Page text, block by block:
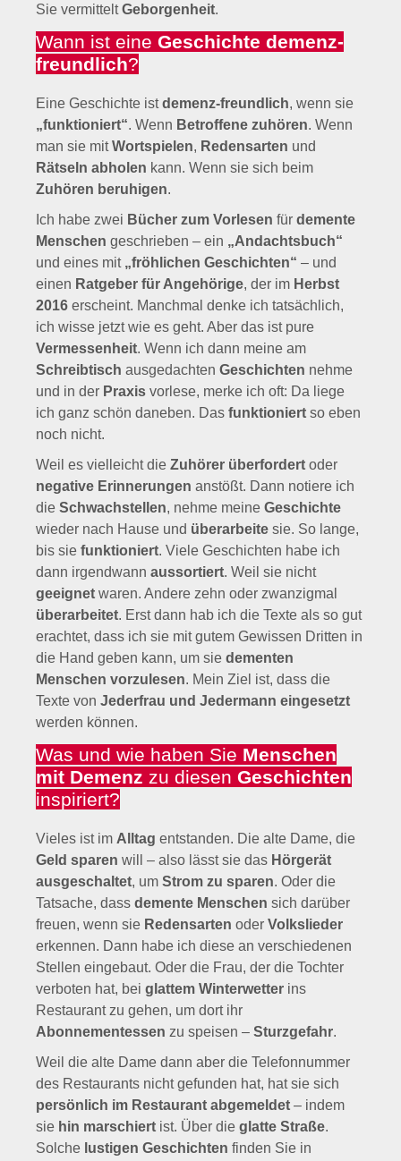
Sie vermitteltGeborgenheit.
Wann ist eine Geschichte demenz-
freundlich?
Eine Geschichte istdemenz-freundlich, wenn sie
„funktioniert“. Wenn Betroffene zuhören. Wenn
man sie mitWortspielen, Redensarten und
Rätseln abholen kann. Wenn sie sich beim
Zuhören beruhigen.
Ich habe zwei Bücher zum Vorlesen für demente
Menschen geschrieben – ein „Andachtsbuch“
und eines mit „fröhlichen Geschichten“ – und
einen Ratgeber für Angehörige, der im Herbst
2016 erscheint. Manchmal denke ich tatsächlich,
ich wisse jetzt wie es geht. Aber das ist pure
Vermessenheit. Wenn ich dann meine am
Schreibtisch ausgedachten Geschichten nehme
und in der Praxis vorlese, merke ich oft: Da liege
ich ganz schön daneben. Das funktioniert so eben
noch nicht.
Weil es vielleicht die Zuhörer überfordert oder
negative Erinnerungen anstößt. Dann notiere ich
die Schwachstellen, nehme meine Geschichte
wieder nach Hause und überarbeite sie. So lange,
bis sie funktioniert. Viele Geschichten habe ich
dann irgendwann aussortiert. Weil sie nicht
geeignet waren. Andere zehn oder zwanzigmal
überarbeitet. Erst dann hab ich die Texte als so gut
erachtet, dass ich sie mit gutem Gewissen Dritten in
die Hand geben kann, um sie dementen
Menschen vorzulesen. Mein Ziel ist, dass die
Texte von Jederfrau und Jedermann eingesetzt
werden können.
Was und wie haben Sie Menschen
mit Demenz zu diesen Geschichten
inspiriert?
Vieles ist im Alltag entstanden. Die alte Dame, die
Geld sparen will – also lässt sie das Hörgerät
ausgeschaltet, um Strom zu sparen. Oder die
Tatsache, dass demente Menschen sich darüber
freuen, wenn sie Redensarten oder Volkslieder
erkennen. Dann habe ich diese an verschiedenen
Stellen eingebaut. Oder die Frau, der die Tochter
verboten hat, bei glattem Winterwetter ins
Restaurant zu gehen, um dort ihr
Abonnementessen zu speisen – Sturzgefahr.
Weil die alte Dame dann aber die Telefonnummer
des Restaurants nicht gefunden hat, hat sie sich
persönlich im Restaurant abgemeldet – indem
sie hin marschiert ist. Über die glatte Straße.
Solche lustigen Geschichten finden Sie in